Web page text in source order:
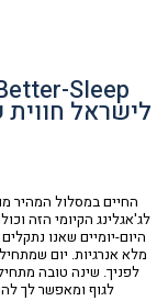
לישראל
החיים במסלול המהיר
לג'אגלינג הקיומי הזה
היום-יומיים שאנו
מלא אנרגיות. יום
לפניך. שינה טובה
לגוף ומאפשר לך